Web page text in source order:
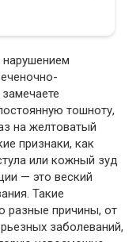
нарушением
тошноту,
на желтоватый
признаки, как
или кожный зуд
— это веский
Такие
разные причины, от
заболеваний,